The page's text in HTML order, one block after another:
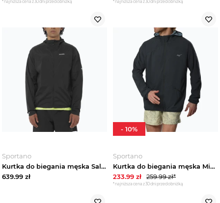
*najniższa cena z 30 dni przed obniżką *najniższa cena z 30 dni przed obniżką
Sportano
Kurtka do biegania męska Salomon Sense Aero Wind black
639.99 zł
Sportano
Kurtka do biegania męska Mizuno Active Alpha Hooded black
233.99 zł 259.99zł*
*najniższa cena z 30 dni przed obniżką
- 10%